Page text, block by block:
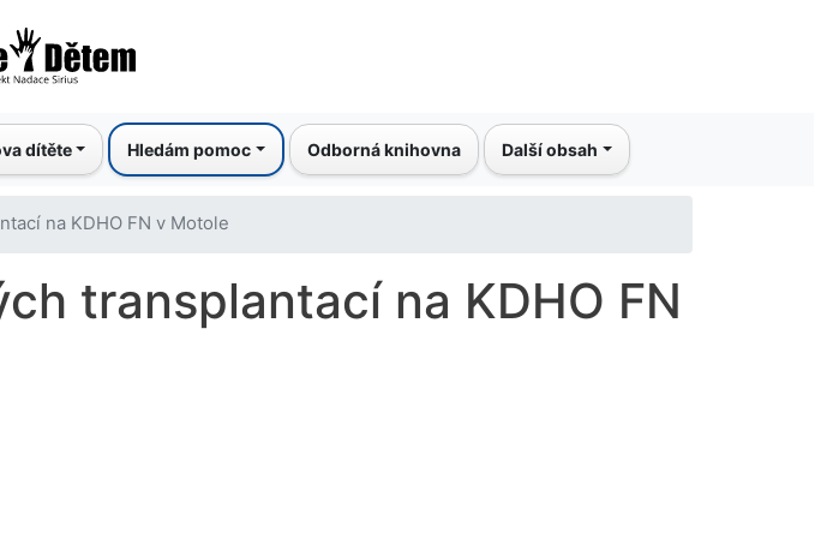
k
hlavnímu
dítěte Hledám pomoc Odborná knihovna Další obsah
na KDHO FN v Motole
transplantací na KDHO FN